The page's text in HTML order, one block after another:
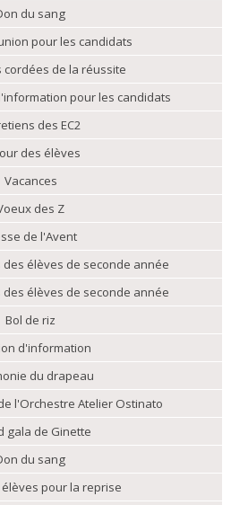
du sang
pour les candidats
cordées de la réussite
pour les candidats
des EC2
des élèves
Vacances
des Z
de l'Avent
élèves de seconde année
élèves de seconde année
Bol de riz
d'information
du drapeau
l'Orchestre Atelier Ostinato
gala de Ginette
du sang
pour la reprise